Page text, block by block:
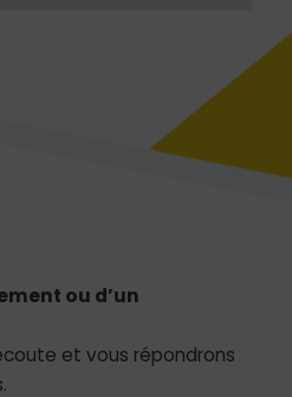
ou d’un
et vous répondrons